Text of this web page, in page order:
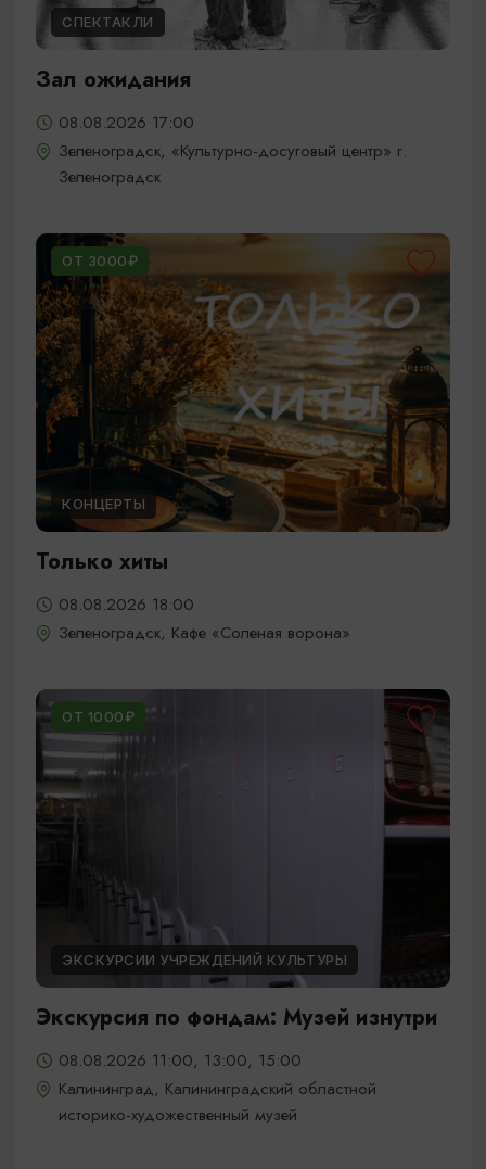
СПЕКТАКЛИ
Зал ожидания
08.08.2026 17:00
Зеленоградск, «Культурно-досуговый центр» г.
Зеленоградск
ОТ 3000₽
КОНЦЕРТЫ
Только хиты
08.08.2026 18:00
Зеленоградск, Кафе «Соленая ворона»
ОТ 1000₽
ЭКСКУРСИИ УЧРЕЖДЕНИЙ КУЛЬТУРЫ
Экскурсия по фондам: Музей изнутри
08.08.2026 11:00, 13:00, 15:00
Калининград, Калининградский областной
историко-художественный музей